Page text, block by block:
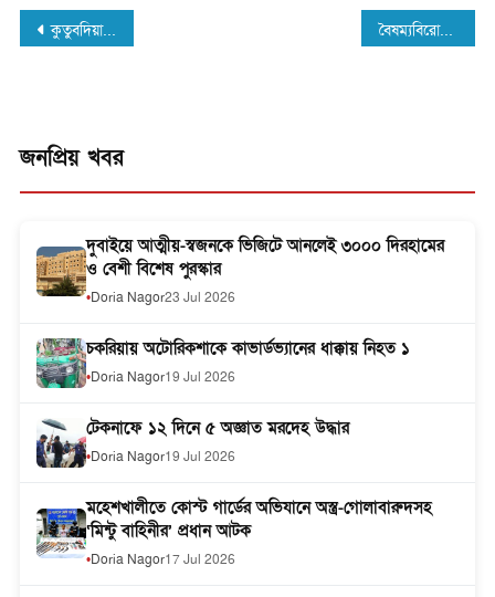
Post
কুতুবদিয়ায় বিভিন্ন শিক্ষা প্রতিষ্ঠানে বেঞ্চ বিতরণ বৈষম্যবিরোধী ছাত্র আন্দোলন: চট্টগ্রামে আহত বিশ্ববিদ্যালয় ছাত্রের মৃত্যু
জনপ্রিয় খবর
দুবাইয়ে আত্মীয়-স্বজনকে ভিজিটে আনলেই ৩০০০ দিরহামের
ও বেশী বিশেষ পুরস্কার
Doria Nagor23 Jul 2026
চকরিয়ায় অটোরিকশাকে কাভার্ডভ্যানের ধাক্কায় নিহত ১
Doria Nagor19 Jul 2026
টেকনাফে ১২ দিনে ৫ অজ্ঞাত মরদেহ উদ্ধার
Doria Nagor19 Jul 2026
মহেশখালীতে কোস্ট গার্ডের অভিযানে অস্ত্র-গোলাবারুদসহ
‘মিন্টু বাহিনীর’ প্রধান আটক
Doria Nagor17 Jul 2026